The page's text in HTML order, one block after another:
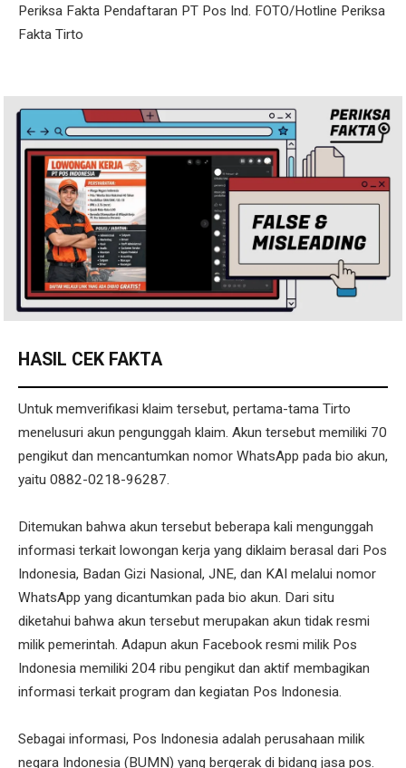
Periksa Fakta Pendaftaran PT Pos Ind. FOTO/Hotline Periksa
Fakta Tirto
HASIL CEK FAKTA
Untuk memverifikasi klaim tersebut, pertama-tama Tirto
menelusuri akun pengunggah klaim. Akun tersebut memiliki 70
pengikut dan mencantumkan nomor WhatsApp pada bio akun,
yaitu 0882-0218-96287.
Ditemukan bahwa akun tersebut beberapa kali mengunggah
informasi terkait lowongan kerja yang diklaim berasal dari Pos
Indonesia, Badan Gizi Nasional, JNE, dan KAI melalui nomor
WhatsApp yang dicantumkan pada bio akun. Dari situ
diketahui bahwa akun tersebut merupakan akun tidak resmi
milik pemerintah. Adapun akun Facebook resmi milik Pos
Indonesia memiliki 204 ribu pengikut dan aktif membagikan
informasi terkait program dan kegiatan Pos Indonesia.
Sebagai informasi, Pos Indonesia adalah perusahaan milik
negara Indonesia (BUMN) yang bergerak di bidang jasa pos.